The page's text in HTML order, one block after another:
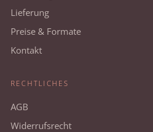
Lieferung
Preise & Formate
Kontakt
RECHTLICHES
AGB
Widerrufsrecht